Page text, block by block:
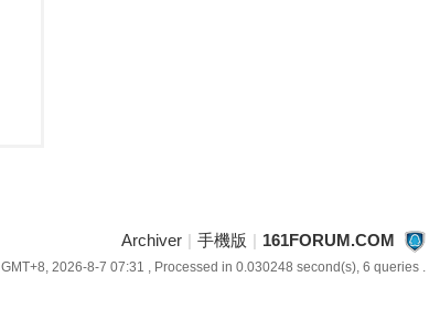
Archiver | 手機版 | 161FORUM.COM
GMT+8, 2026-8-7 07:31 , Processed in 0.030248 second(s), 6 queries .